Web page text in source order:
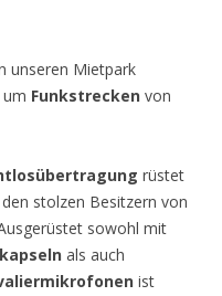
unseren Mietpark
Funkstrecken von
rüstet
stolzen Besitzern von
sowohl mit
als auch
ist